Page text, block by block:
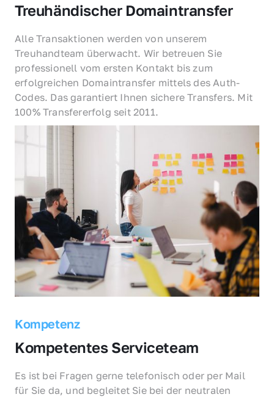
Treuhändischer Domaintransfer
Alle Transaktionen werden von unserem
Treuhandteam überwacht. Wir betreuen Sie
professionell vom ersten Kontakt bis zum
erfolgreichen Domaintransfer mittels des Auth-
Codes. Das garantiert Ihnen sichere Transfers. Mit
100% Transfererfolg seit 2011.
Kompetenz
Kompetentes Serviceteam
Es ist bei Fragen gerne telefonisch oder per Mail
für Sie da, und begleitet Sie bei der neutralen